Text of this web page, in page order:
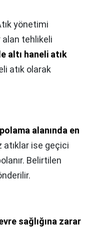
yönetimi
alan tehlikeli
altı haneli atık
atık olarak
alanında en
atıklar ise geçici
Belirtilen
sağlığına zarar